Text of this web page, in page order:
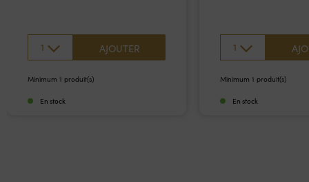
1 AJOUTER
Minimum 1 produit(s)
En stock
1
Minimum 1 produit(s)
En stock